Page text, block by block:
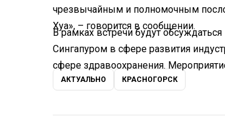
чрезвычайным и полномочным
Хуа», – говорится в сообщении.
В рамках встречи будут
Сингапуром в сфере развития
сфере здравоохранения.
АКТУАЛЬНО КРАСНОГОРСК